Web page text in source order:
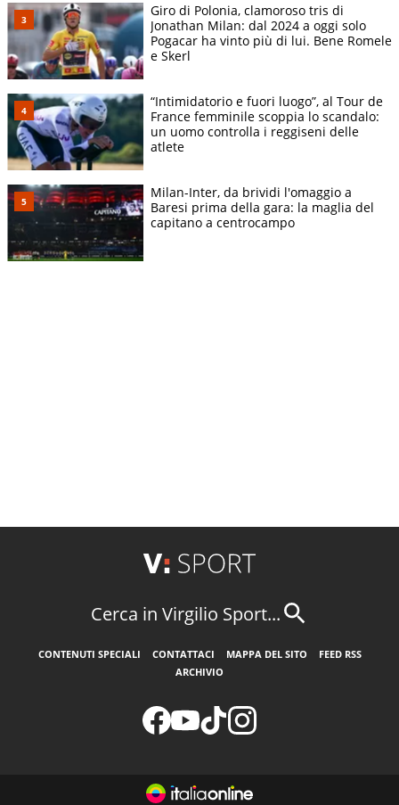
Giro di Polonia, clamoroso tris di
Jonathan Milan: dal 2024 a oggi solo
Pogacar ha vinto più di lui. Bene Romele
e Skerl
“Intimidatorio e fuori luogo”, al Tour de
France femminile scoppia lo scandalo:
un uomo controlla i reggiseni delle
atlete
Milan-Inter, da brividi l'omaggio a
Baresi prima della gara: la maglia del
capitano a centrocampo
Cerca in Virgilio Sport...
CONTENUTI SPECIALI CONTATTACI MAPPA DEL SITO
FEED RSS
ARCHIVIO